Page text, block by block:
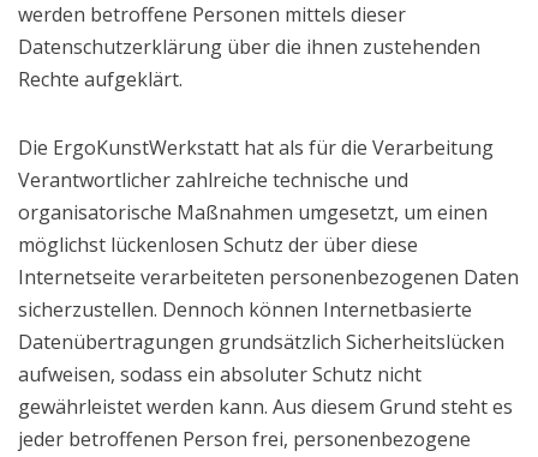
werden betroffene Personen mittels dieser
Datenschutzerklärung über die ihnen zustehenden
Rechte aufgeklärt.
Die ErgoKunstWerkstatt hat als für die Verarbeitung
Verantwortlicher zahlreiche technische und
organisatorische Maßnahmen umgesetzt, um einen
möglichst lückenlosen Schutz der über diese
Internetseite verarbeiteten personenbezogenen Daten
sicherzustellen. Dennoch können Internetbasierte
Datenübertragungen grundsätzlich Sicherheitslücken
aufweisen, sodass ein absoluter Schutz nicht
gewährleistet werden kann. Aus diesem Grund steht es
jeder betroffenen Person frei, personenbezogene